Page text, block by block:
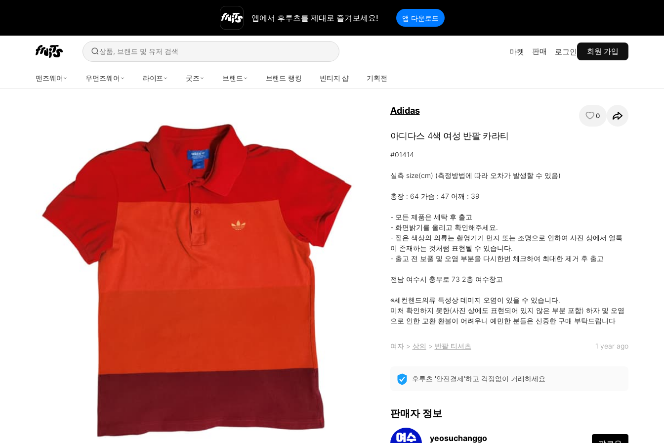
앱에서 후루츠를 제대로 즐겨보세요! 앱 다운로드
상품, 브랜드 및 유저 검색 마켓 판매 로그인 회원 가입
맨즈웨어 우먼즈웨어 라이프 굿즈 브랜드 브랜드 랭킹 빈티지 샵 기획전
Adidas 0
아디다스 4색 여성 반팔 카라티
#01414
실측 size(cm) (측정방법에 따라 오차가 발생할 수 있음)
총장 : 64 가슴 : 47 어깨 : 39
- 모든 제품은 세탁 후 출고
- 화면밝기를 올리고 확인해주세요.
- 짙은 색상의 의류는 촬영기기 먼지 또는 조명으로 인하여 사진 상에서 얼룩
이 존재하는 것처럼 표현될 수 있습니다.
- 출고 전 보풀 및 오염 부분을 다시한번 체크하여 최대한 제거 후 출고
전남 여수시 충무로 73 2층 여수창고
※세컨핸드의류 특성상 데미지 오염이 있을 수 있습니다.
미처 확인하지 못한(사진 상에도 표현되어 있지 않은 부분 포함) 하자 및 오염
으로 인한 교환 환불이 어려우니 예민한 분들은 신중한 구매 부탁드립니다
여자> 상의 > 반팔 티셔츠 1 year ago
후루츠 '안전결제'하고 걱정없이 거래하세요
판매자 정보
yeosuchanggo